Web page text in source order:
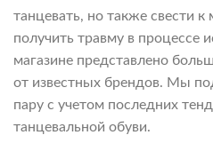
танцевать, но также свести
получить травму в процессе
магазине представлено
от известных брендов. Мы
пару с учетом последних
танцевальной обуви.